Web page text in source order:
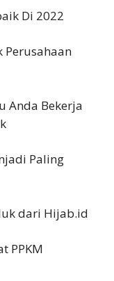
Di 2022
Perusahaan
Anda Bekerja
Paling
dari Hijab.id
PPKM